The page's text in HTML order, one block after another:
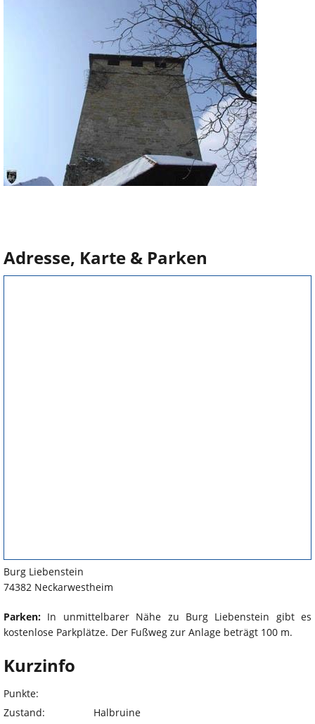
Adresse, Karte & Parken
Burg Liebenstein
74382 Neckarwestheim
Parken: In unmittelbarer Nähe zu Burg Liebenstein gibt es
kostenlose Parkplätze. Der Fußweg zur Anlage beträgt 100 m.
Kurzinfo
Punkte:
Zustand:
Halbruine